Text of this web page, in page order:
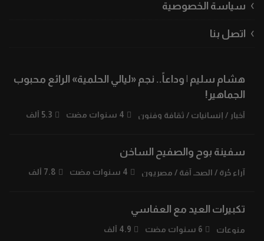
سياسة الخصوصية
اتصل بنا
هشام سليم | وداعاً.. نجم «ليالي الحلمية» الرائع محبوب
الجماهير!
أخبار / إنسانيات / ثقافة وفنون 4 سنوات مضت 5.3 ألف
سفينة بوح والصفيح الساخن
آراء حُرة / الصحـ آفة / مصريون 4 سنوات مضت 7.8 ألف
تكبيرات العيد مع العفاسي
منوعات 6 سنوات مضت 4.9 ألف